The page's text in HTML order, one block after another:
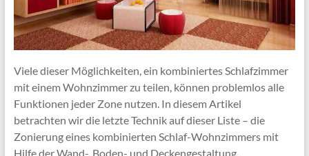
Viele dieser Möglichkeiten, ein kombiniertes Schlafzimmer
mit einem Wohnzimmer zu teilen, können problemlos alle
Funktionen jeder Zone nutzen. In diesem Artikel
betrachten wir die letzte Technik auf dieser Liste – die
Zonierung eines kombinierten Schlaf-Wohnzimmers mit
Hilfe der Wand-, Boden- und Deckengestaltung.